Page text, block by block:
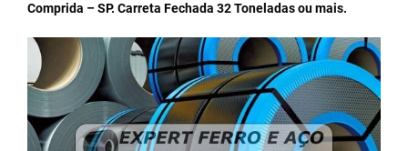
Comprida – SP. Carreta Fechada 32 Toneladas ou mais.